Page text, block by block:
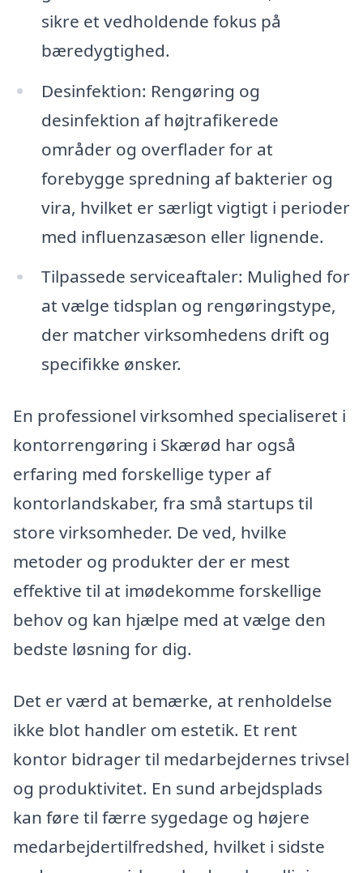
sikre et vedholdende fokus på
bæredygtighed.
Desinfektion: Rengøring og
desinfektion af højtrafikerede
områder og overflader for at
forebygge spredning af bakterier og
vira, hvilket er særligt vigtigt i perioder
med influenzasæson eller lignende.
Tilpassede serviceaftaler: Mulighed for
at vælge tidsplan og rengøringstype,
der matcher virksomhedens drift og
specifikke ønsker.
En professionel virksomhed specialiseret i
kontorrengøring i Skærød har også
erfaring med forskellige typer af
kontorlandskaber, fra små startups til
store virksomheder. De ved, hvilke
metoder og produkter der er mest
effektive til at imødekomme forskellige
behov og kan hjælpe med at vælge den
bedste løsning for dig.
Det er værd at bemærke, at renholdelse
ikke blot handler om estetik. Et rent
kontor bidrager til medarbejdernes trivsel
og produktivitet. En sund arbejdsplads
kan føre til færre sygedage og højere
medarbejdertilfredshed, hvilket i sidste